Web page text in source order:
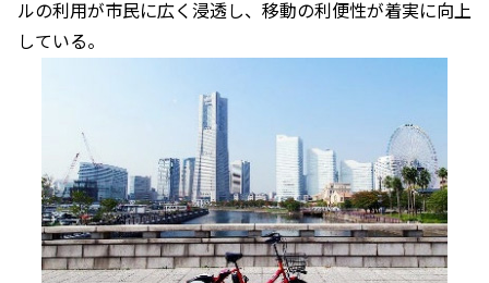
ルの利用が市民に広く浸透し、移動の利便性が着実に向上
している。